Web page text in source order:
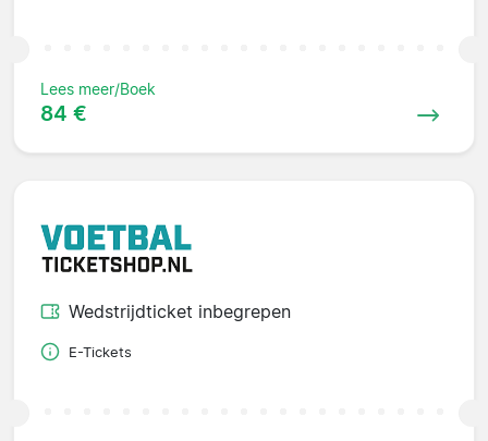
Lees meer/Boek
84 €
Wedstrijdticket inbegrepen
E-Tickets